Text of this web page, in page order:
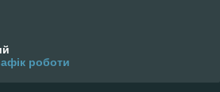
роботи